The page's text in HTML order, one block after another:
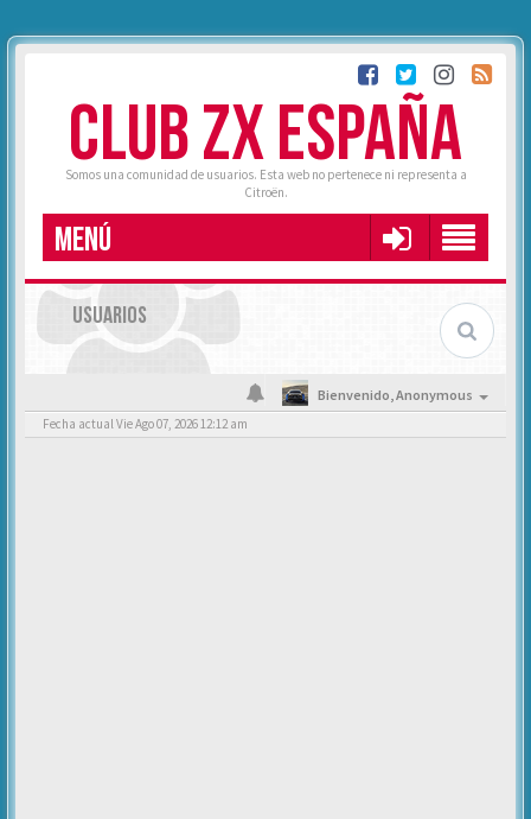
CLUB ZX ESPAÑA
Somos una comunidad de usuarios. Esta web no pertenece ni representa a
Citroën.
MENÚ
USUARIOS
Bienvenido,Anonymous
Fecha actual Vie Ago 07, 2026 12:12 am